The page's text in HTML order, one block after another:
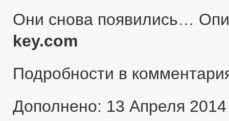
Они снова появились…
key.com
Подробности в
Дополнено: 13 Апреля 2014